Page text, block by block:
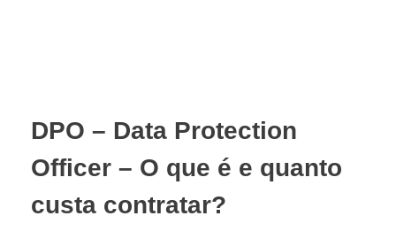
DPO – Data Protection
Officer – O que é e quanto
custa contratar?